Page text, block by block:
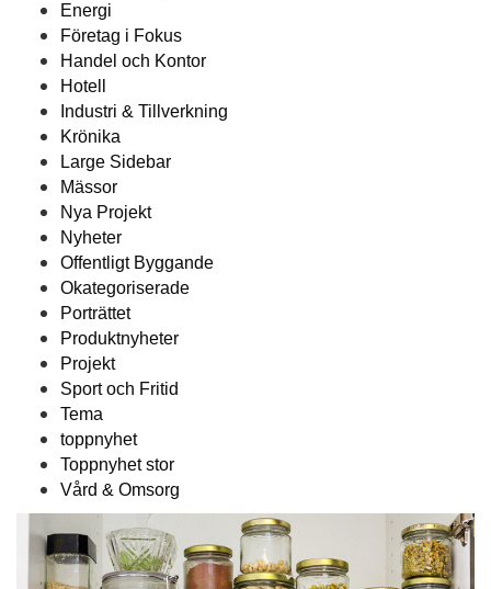
Energi
Företag i Fokus
Handel och Kontor
Hotell
Industri & Tillverkning
Krönika
Large Sidebar
Mässor
Nya Projekt
Nyheter
Offentligt Byggande
Okategoriserade
Porträttet
Produktnyheter
Projekt
Sport och Fritid
Tema
toppnyhet
Toppnyhet stor
Vård & Omsorg